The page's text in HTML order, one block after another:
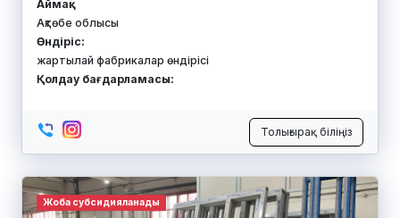
Аймақ:
Ақтөбе облысы
Өндіріс:
жартылай фабрикалар өндірісі
Қолдау бағдарламасы:
Толығырақ біліңіз
Жоба субсидияланады